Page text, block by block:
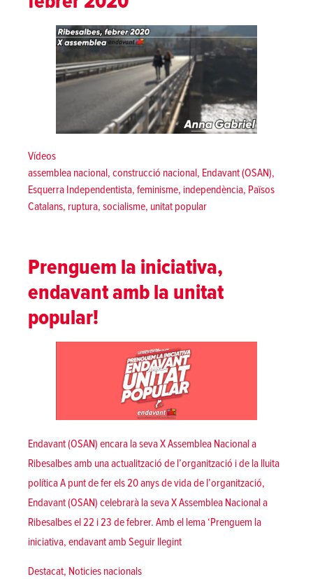
Posted in
Vídeos
Tags:
assemblea nacional, construcció nacional, Endavant (OSAN),
Esquerra Independentista, feminisme, independència, Països
Catalans, ruptura, socialisme, unitat popular
Prenguem la iniciativa,
endavant amb la unitat
popular!
Endavant (OSAN) encara la seva X Assemblea Nacional a
Ribesalbes amb una actualització de l’organització i de la lluita
política A punt de fer els 20 anys de vida de l’organització,
Endavant (OSAN) celebrarà la seva X Assemblea Nacional a
Ribesalbes el 22 i 23 de febrer. Amb el lema ‘Prenguem la
iniciativa, endavant amb Seguir llegint«Prenguem la iniciativa,
Posted in
Destacat, Noticies nacionals